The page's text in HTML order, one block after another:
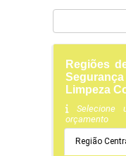
Regiões
Limpeza
Selecione
orçamento
Região